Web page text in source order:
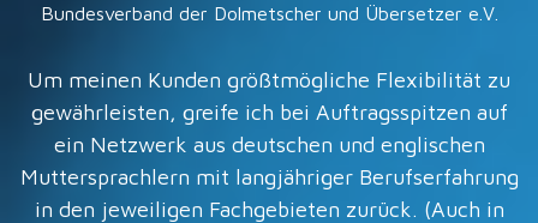
Bundesverband der Dolmetscher und Übersetzer e.V.
Um meinen Kunden größtmögliche Flexibilität zu
gewährleisten, greife ich bei Auftragsspitzen auf
ein Netzwerk aus deutschen und englischen
Muttersprachlern mit langjähriger Berufserfahrung
in den jeweiligen Fachgebieten zurück. (Auch in